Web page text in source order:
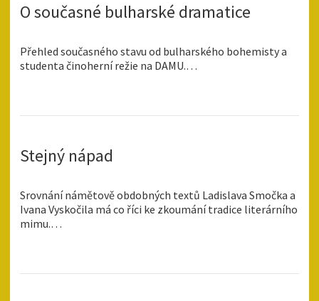
O současné bulharské dramatice
Přehled současného stavu od bulharského bohemisty a
studenta činoherní režie na DAMU.…
Stejný nápad
Srovnání námětově obdobných textů Ladislava Smočka a
Ivana Vyskočila má co říci ke zkoumání tradice literárního
mimu.…